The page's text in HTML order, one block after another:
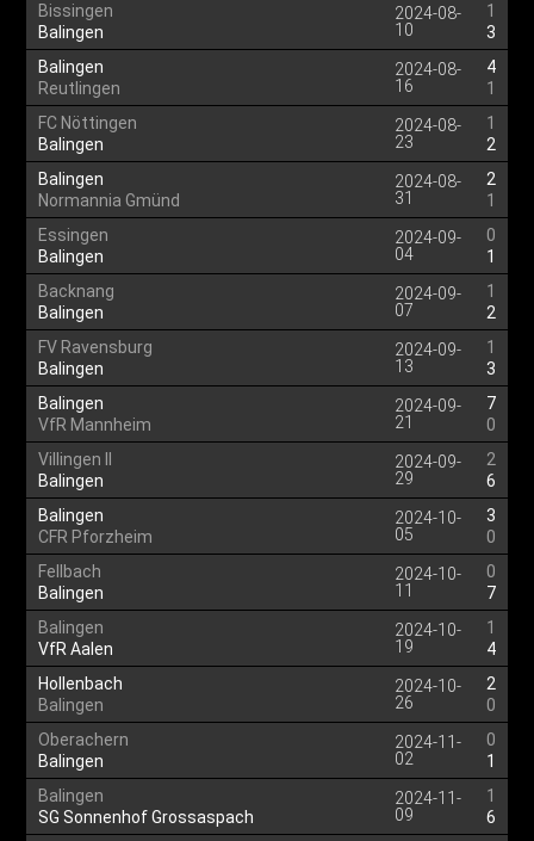
Bissingen
Balingen
2024-08-
10
1
3
Balingen
Reutlingen
2024-08-
16
4
1
FC Nöttingen
Balingen
2024-08-
23
1
2
Balingen
Normannia Gmünd
2024-08-
31
2
1
Essingen
Balingen
2024-09-
04
0
1
Backnang
Balingen
2024-09-
07
1
2
FV Ravensburg
Balingen
2024-09-
13
1
3
Balingen
VfR Mannheim
2024-09-
21
7
0
Villingen II
Balingen
2024-09-
29
2
6
Balingen
CFR Pforzheim
2024-10-
05
3
0
Fellbach
Balingen
2024-10-
11
0
7
Balingen
VfR Aalen
2024-10-
19
1
4
Hollenbach
Balingen
2024-10-
26
2
0
Oberachern
Balingen
2024-11-
02
0
1
Balingen
SG Sonnenhof Grossaspach
2024-11-
09
1
6